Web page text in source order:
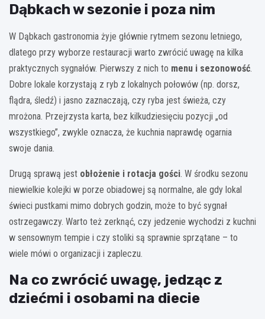
Dąbkach w sezonie i poza nim
W Dąbkach gastronomia żyje głównie rytmem sezonu letniego,
dlatego przy wyborze restauracji warto zwrócić uwagę na kilka
praktycznych sygnałów. Pierwszy z nich to menu i sezonowość.
Dobre lokale korzystają z ryb z lokalnych połowów (np. dorsz,
flądra, śledź) i jasno zaznaczają, czy ryba jest świeża, czy
mrożona. Przejrzysta karta, bez kilkudziesięciu pozycji „od
wszystkiego”, zwykle oznacza, że kuchnia naprawdę ogarnia
swoje dania.
Drugą sprawą jest obłożenie i rotacja gości. W środku sezonu
niewielkie kolejki w porze obiadowej są normalne, ale gdy lokal
świeci pustkami mimo dobrych godzin, może to być sygnał
ostrzegawczy. Warto też zerknąć, czy jedzenie wychodzi z kuchni
w sensownym tempie i czy stoliki są sprawnie sprzątane – to
wiele mówi o organizacji i zapleczu.
Na co zwrócić uwagę, jedząc z
dziećmi i osobami na diecie